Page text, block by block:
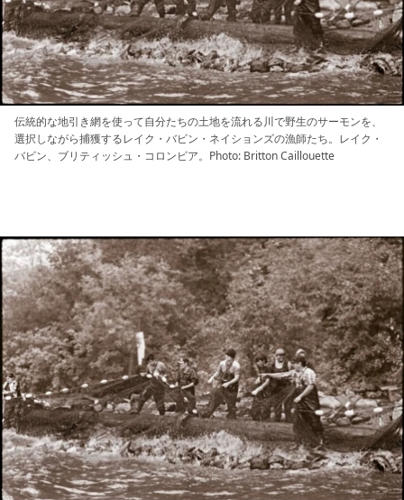
伝統的な地引き網を使って自分たちの土地を流れる川で野生のサーモンを、
選択しながら捕獲するレイク・バビン・ネイションズの漁師たち。レイク・
バビン、ブリティッシュ・コロンビア。Photo: Britton Caillouette